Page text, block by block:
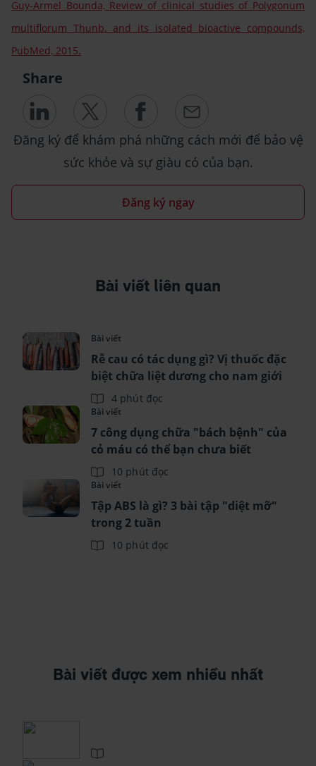
Guy-Armel Bounda, Review of clinical studies of Polygonum
multiflorum Thunb. and its isolated bioactive compounds,
PubMed, 2015.
Share
Đăng ký để khám phá những cách mới để bảo vệ
sức khỏe và sự giàu có của bạn.
Đăng ký ngay
Bài viết liên quan
Bài viết
Rễ cau có tác dụng gì? Vị thuốc đặc
biệt chữa liệt dương cho nam giới
4 phút đọc
Bài viết
7 công dụng chữa "bách bệnh" của
cỏ máu có thể bạn chưa biết
10 phút đọc
Bài viết
Tập ABS là gì? 3 bài tập "diệt mỡ"
trong 2 tuần
10 phút đọc
Bài viết được xem nhiều nhất